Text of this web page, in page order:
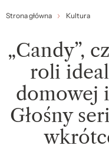
Strona główna Kultura
„Candy”,
roli
domowej
Głośny